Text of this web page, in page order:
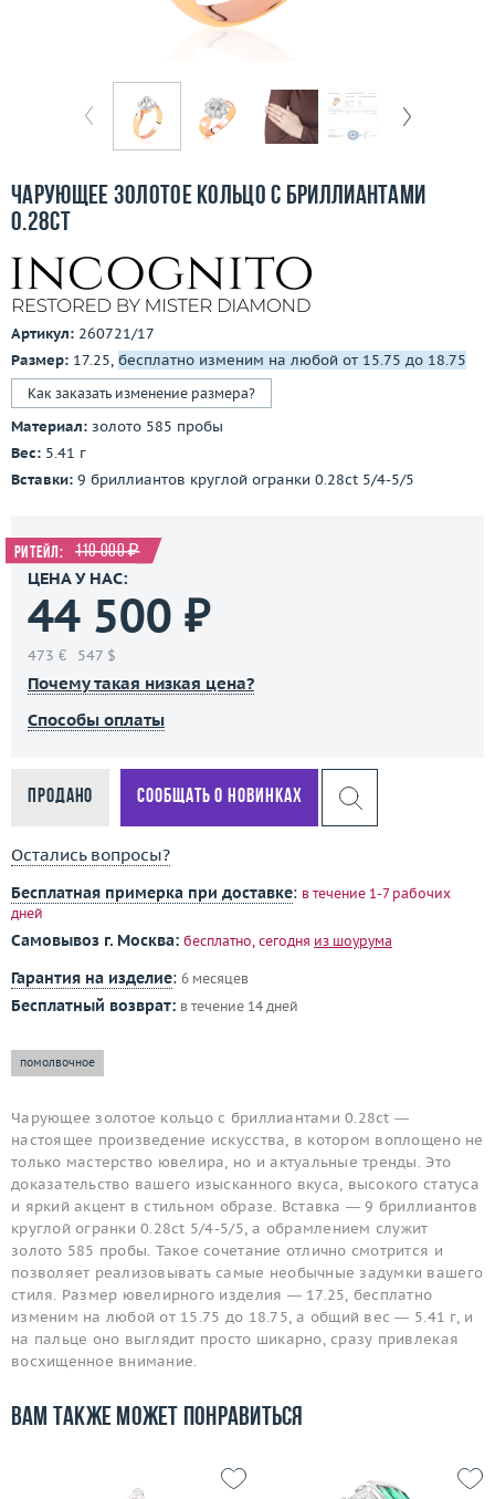
Бесплатная доставка
О компании
Контакты
3D-тур по шоуруму
Чарующее золотое кольцо с бриллиантами
0.28ct
Артикул: 260721/17
Размер: 17.25, бесплатно изменим на любой от 15.75 до 18.75
Как заказать изменение размера?
Материал: золото 585 пробы
Вес: 5.41 г
Вставки: 9 бриллиантов круглой огранки 0.28ct 5/4-5/5
Ритейл: 110 000 ₽
ЦЕНА У НАС:
44 500 ₽
473 € 547 $
Почему такая низкая цена?
Способы оплаты
Продано Сообщать о новинках
Остались вопросы?
Бесплатная примерка при доставке: в течение 1-7 рабочих
дней
Самовывоз г. Москва: бесплатно, сегодня из шоурума
Гарантия на изделие: 6 месяцев
Бесплатный возврат: в течение 14 дней
помолвочное
Чарующее золотое кольцо с бриллиантами 0.28ct —
настоящее произведение искусства, в котором воплощено не
только мастерство ювелира, но и актуальные тренды. Это
доказательство вашего изысканного вкуса, высокого статуса
и яркий акцент в стильном образе. Вставка — 9 бриллиантов
круглой огранки 0.28ct 5/4-5/5, а обрамлением служит
золото 585 пробы. Такое сочетание отлично смотрится и
позволяет реализовывать самые необычные задумки вашего
стиля. Размер ювелирного изделия — 17.25, бесплатно
изменим на любой от 15.75 до 18.75, а общий вес — 5.41 г, и
на пальце оно выглядит просто шикарно, сразу привлекая
восхищенное внимание.
Вам также может понравиться